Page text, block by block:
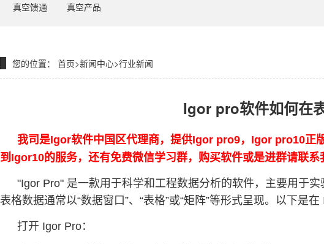
真空馈通 真空产品
您的位置： 首页>新闻中心>行业新闻
Igor pro软件如何在
我司是Igor软件中国区代理商，提供Igor pro9，Igor pro10正
到Igor10的服务，还有免费微信学习群，购买软件或是进群请联系
"Igor Pro" 是一款用于科学和工程数据分析的软件，主要用于
表格数据通常以“数据窗口”、“表格”或“矩阵”等形式呈现。以下是
打开 Igor Pro：